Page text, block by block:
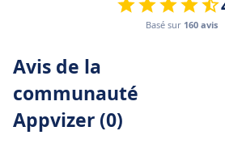
Basé sur 160 avis
Avis de la
communauté
Appvizer (0)